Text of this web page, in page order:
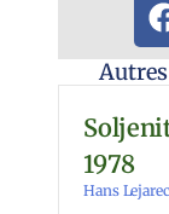
1978
Hans Lejarec